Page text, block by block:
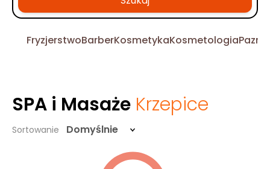
FryzjerstwoBarberKosmetykaKosmetologia
SPA i Masaże Krzepice
Sortowanie Domyślnie